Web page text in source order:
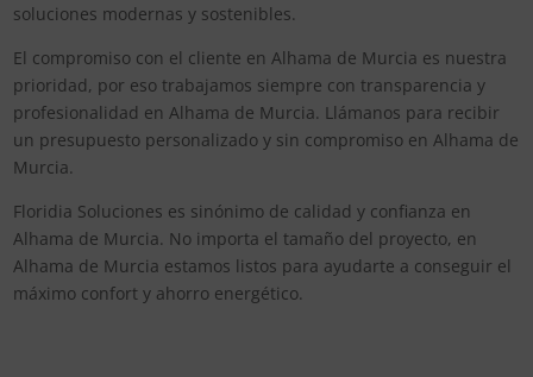
soluciones modernas y sostenibles.
El compromiso con el cliente en Alhama de Murcia es nuestra
prioridad, por eso trabajamos siempre con transparencia y
profesionalidad en Alhama de Murcia. Llámanos para recibir
un presupuesto personalizado y sin compromiso en Alhama de
Murcia.
Floridia Soluciones es sinónimo de calidad y confianza en
Alhama de Murcia. No importa el tamaño del proyecto, en
Alhama de Murcia estamos listos para ayudarte a conseguir el
máximo confort y ahorro energético.